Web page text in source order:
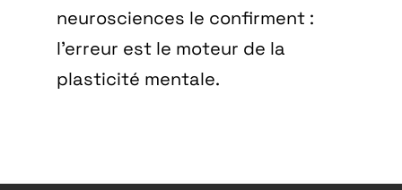
neurosciences le confirment :
l’erreur est le moteur de la
plasticité mentale.